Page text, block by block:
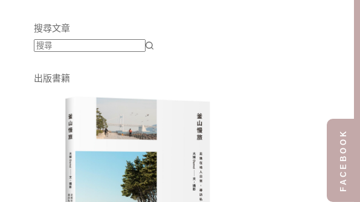
搜尋文章
出版書籍
FACEBOOK